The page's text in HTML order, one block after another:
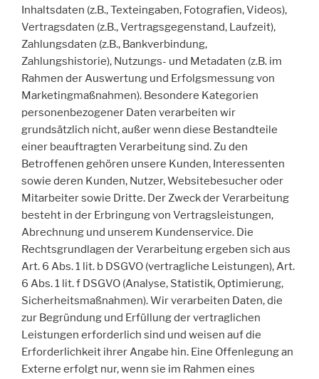
Inhaltsdaten (z.B., Texteingaben, Fotografien, Videos),
Vertragsdaten (z.B., Vertragsgegenstand, Laufzeit),
Zahlungsdaten (z.B., Bankverbindung,
Zahlungshistorie), Nutzungs- und Metadaten (z.B. im
Rahmen der Auswertung und Erfolgsmessung von
Marketingmaßnahmen). Besondere Kategorien
personenbezogener Daten verarbeiten wir
grundsätzlich nicht, außer wenn diese Bestandteile
einer beauftragten Verarbeitung sind. Zu den
Betroffenen gehören unsere Kunden, Interessenten
sowie deren Kunden, Nutzer, Websitebesucher oder
Mitarbeiter sowie Dritte. Der Zweck der Verarbeitung
besteht in der Erbringung von Vertragsleistungen,
Abrechnung und unserem Kundenservice. Die
Rechtsgrundlagen der Verarbeitung ergeben sich aus
Art. 6 Abs. 1 lit. b DSGVO (vertragliche Leistungen), Art.
6 Abs. 1 lit. f DSGVO (Analyse, Statistik, Optimierung,
Sicherheitsmaßnahmen). Wir verarbeiten Daten, die
zur Begründung und Erfüllung der vertraglichen
Leistungen erforderlich sind und weisen auf die
Erforderlichkeit ihrer Angabe hin. Eine Offenlegung an
Externe erfolgt nur, wenn sie im Rahmen eines